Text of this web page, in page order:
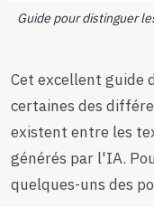
Guide pour distinguer
Cet excellent guide
certaines des
existent entre les
générés par l'IA.
quelques-uns des